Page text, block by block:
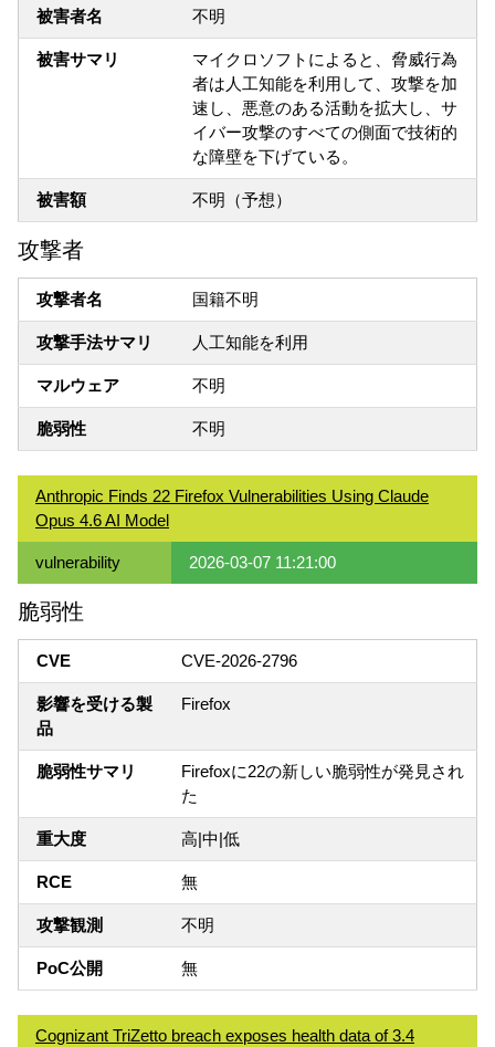
被害者名 不明
被害サマリ
マイクロソフトによると、脅威行為
者は人工知能を利用して、攻撃を加
速し、悪意のある活動を拡大し、サ
イバー攻撃のすべての側面で技術的
な障壁を下げている。
被害額 不明（予想）
攻撃者
攻撃者名 国籍不明
攻撃手法サマリ 人工知能を利用
マルウェア 不明
脆弱性 不明
Anthropic Finds 22 Firefox Vulnerabilities Using Claude
Opus 4.6 AI Model
vulnerability 2026-03-07 11:21:00
脆弱性
CVE CVE-2026-2796
影響を受ける製
品
Firefox
脆弱性サマリ
Firefoxに22の新しい脆弱性が発見され
た
重大度 高|中|低
RCE 無
攻撃観測 不明
PoC公開 無
Cognizant TriZetto breach exposes health data of 3.4